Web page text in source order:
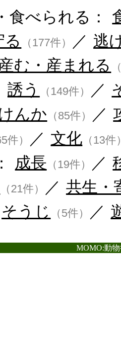
食べられる：
（177件） ／ 逃
む・産まれる
誘う （149件） ／
んか （85件） ／
件） ／ 文化 （13件
成長 （19件） ／
（21件） ／ 共生・
そうじ （5件） ／
MOMO:動